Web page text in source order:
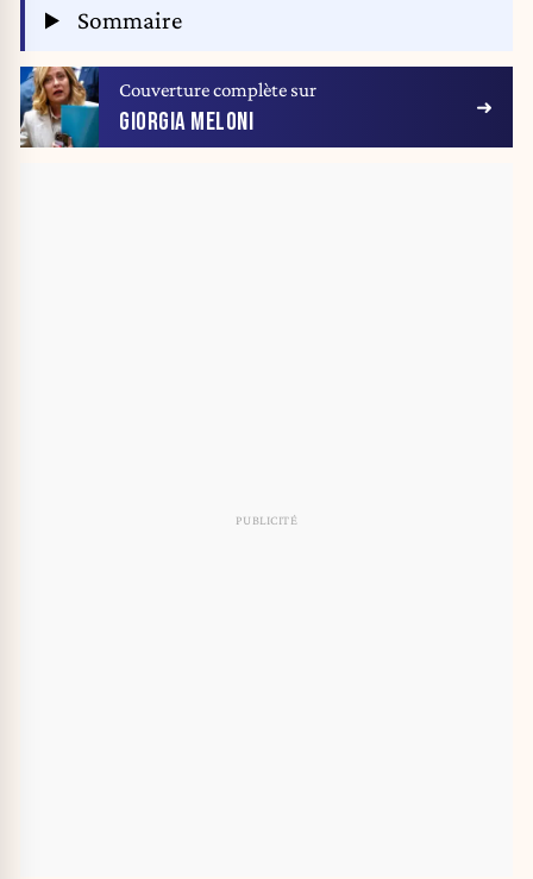
Sommaire
Couverture complète sur
GIORGIA MELONI